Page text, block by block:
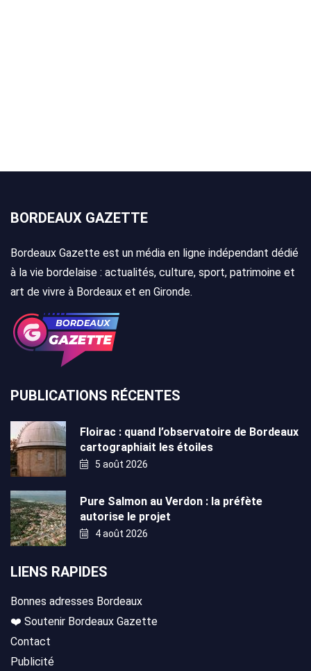
BORDEAUX GAZETTE
Bordeaux Gazette est un média en ligne indépendant dédié
à la vie bordelaise : actualités, culture, sport, patrimoine et
art de vivre à Bordeaux et en Gironde.
PUBLICATIONS RÉCENTES
Floirac : quand l’observatoire de Bordeaux
cartographiait les étoiles
5 août 2026
Pure Salmon au Verdon : la préfète
autorise le projet
4 août 2026
LIENS RAPIDES
Bonnes adresses Bordeaux
❤️ Soutenir Bordeaux Gazette
Contact
Publicité